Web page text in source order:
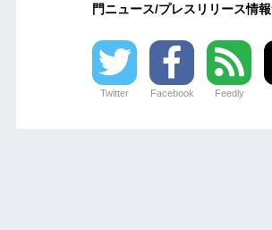
門ニュース/プレスリリース情
Twitter Facebook Feedly